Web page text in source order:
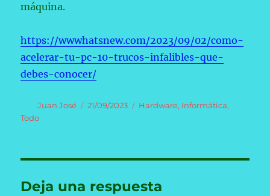
máquina.
https://wwwhatsnew.com/2023/09/02/como-
acelerar-tu-pc-10-trucos-infalibles-que-
debes-conocer/
Autor
Juan José
Publicado
21/09/2023 Categorías
Hardware, Informática,
Todo
Deja una respuesta